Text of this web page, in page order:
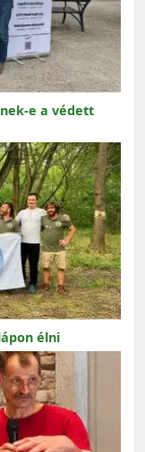
e a védett
élni